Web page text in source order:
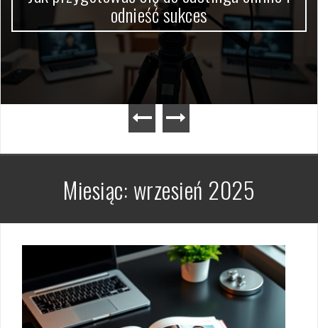
odnieść sukces
Miesiąc: wrzesień 2025